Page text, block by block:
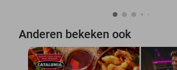
Anderen bekeken ook